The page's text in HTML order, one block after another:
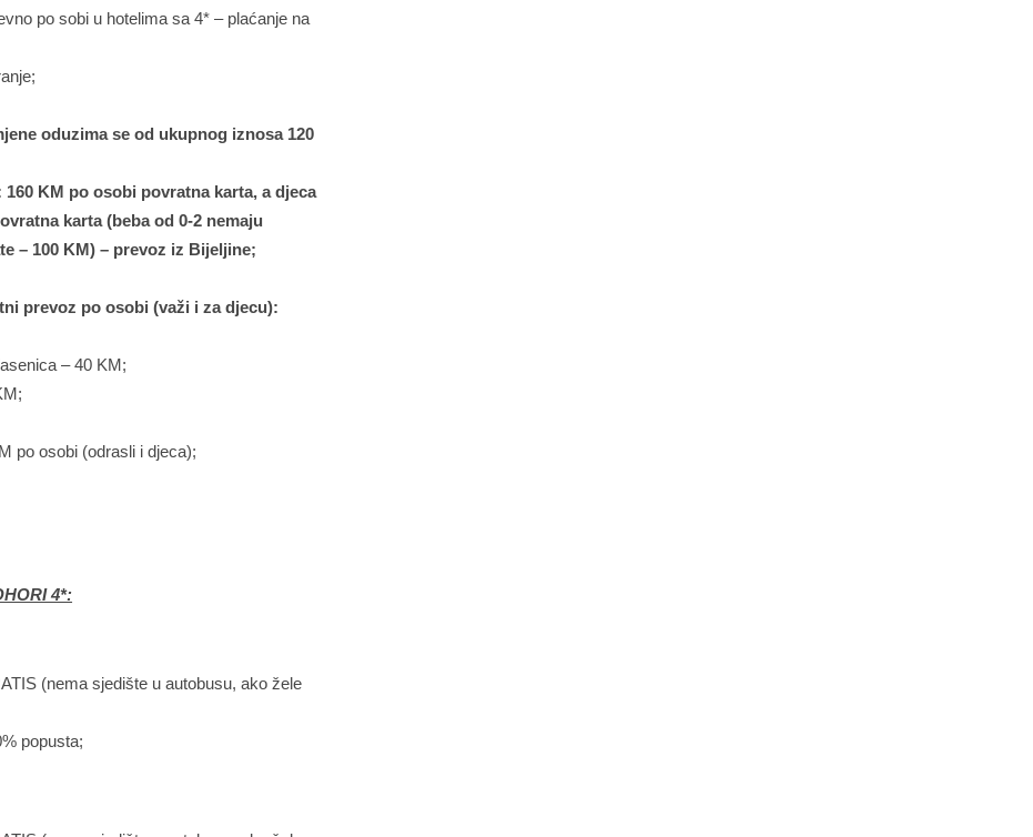
po sobi u hotelima sa 4* – plaćanje na
oduzima se od ukupnog iznosa 120
KM po osobi povratna karta, a djeca
karta (beba od 0-2 nemaju
– 100 KM) – prevoz iz Bijeljine;
prevoz po osobi (važi i za djecu):
– 40 KM;
po osobi (odrasli i djeca);
4*:
(nema sjedište u autobusu, ako žele
popusta;